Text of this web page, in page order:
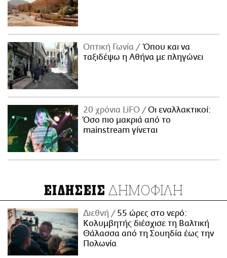
Οπτική Γωνία
Όπου και να
ταξιδέψω η Αθήνα με πληγώνει
20 χρόνια LiFO
Οι εναλλακτικοί:
Όσο πιο μακριά από το
mainstream γίνεται
ΕΙΔΗΣΕΙΣ ΔΗΜΟΦΙΛΗ
Διεθνή
55 ώρες στο νερό:
Κολυμβητής διέσχισε τη Βαλτική
Θάλασσα από τη Σουηδία έως την
Πολωνία